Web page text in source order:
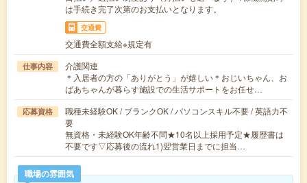
は手続き完了次第のお支払いとなります。
交通費
交通費全額支給※規定有
仕事内容
介護関連
＊入居者の方の「ありがとう」が嬉しい＊おじいちゃん、お
ばあちゃんが暮らす施設での生活サポートをお任せ…
応募資格
職種未経験OK / ブランクOK / パソコンスキル不要 / 英語力不
要
無資格・未経験OK年齢不問★10名以上採用予定★履歴書は
不要です▽応募後の流れ1)翌営業日までに担当…
職場の雰囲気